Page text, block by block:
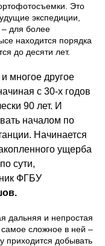
Это
экспедиции,
– для более
находится порядка
до десяти лет.
многое другое
с 30-х годов
90 лет. И
началом по
Начинается
ущерба
сути,
ФГБУ
дальняя и непростая
сложное в ней –
приходится добывать